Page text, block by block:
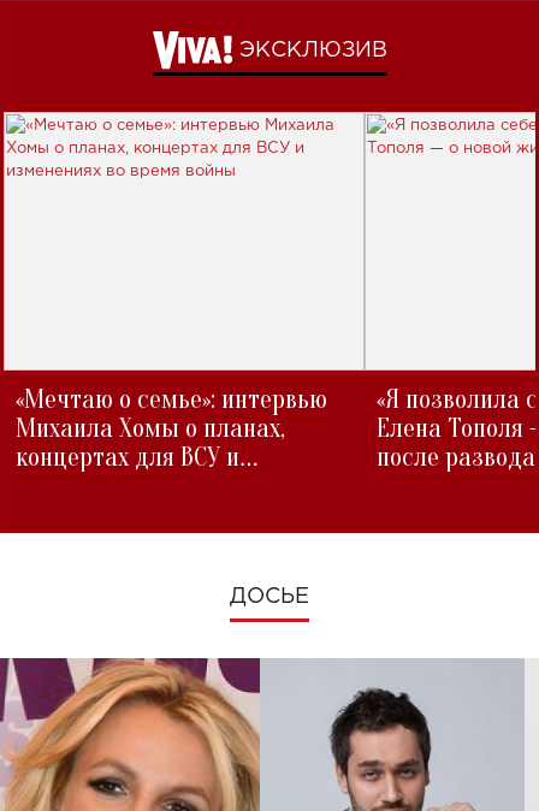
ЭКСКЛЮЗИВ
«Мечтаю о семье»: интервью
Михаила Хомы о планах,
концертах для ВСУ и
«Я позволила
Елена Тополя
после развода
ДОСЬЕ